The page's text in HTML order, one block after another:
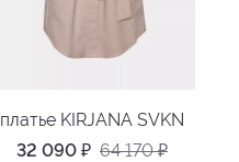
платье KIRJANA SVKN
32 090 ₽ 64 170₽